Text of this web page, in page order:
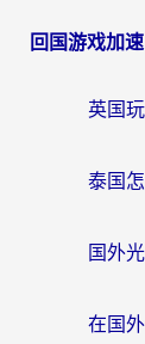
回国游戏加速